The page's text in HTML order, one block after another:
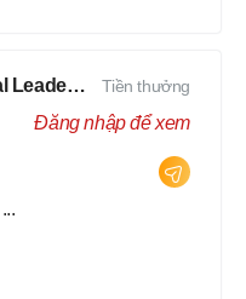
Senior Engineer / Technical Leader - N2 Tiếng Nhật - Lương upto $3000
...
Tiền thưởng
Đăng nhập để xem